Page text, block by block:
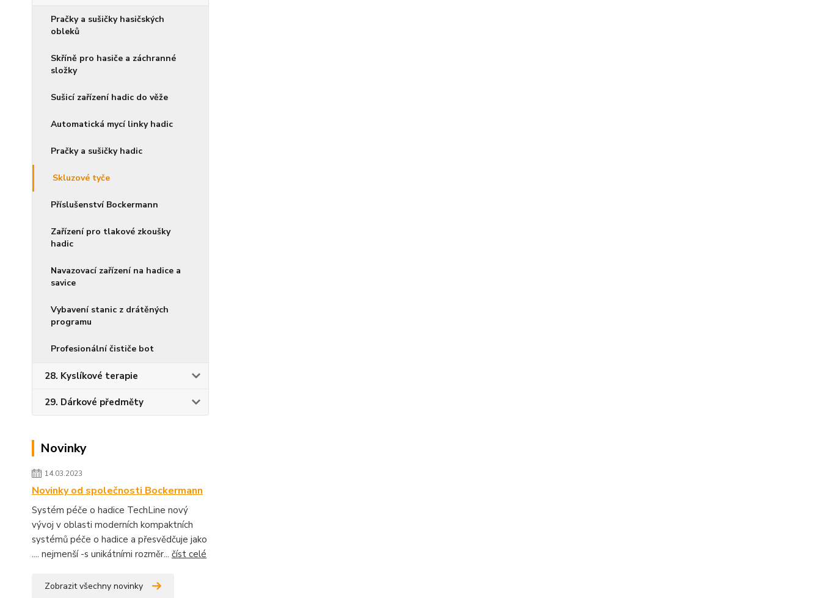
Pračky a sušičky hasičských
obleků
Skříně pro hasiče a záchranné
složky
Sušicí zařízení hadic do věže
Automatická mycí linky hadic
Pračky a sušičky hadic
Skluzové tyče
Příslušenství Bockermann
Zařízení pro tlakové zkoušky
hadic
Navazovací zařízení na hadice a
savice
Vybavení stanic z drátěných
programu
Profesionální čističe bot
28. Kyslíkové terapie
29. Dárkové předměty
Novinky
14.03.2023
Novinky od společnosti Bockermann
Systém péče o hadice TechLine nový
vývoj v oblasti moderních kompaktních
systémů péče o hadice a přesvědčuje jako
.... nejmenší -s unikátními rozměr... číst celé
Zobrazit všechny novinky